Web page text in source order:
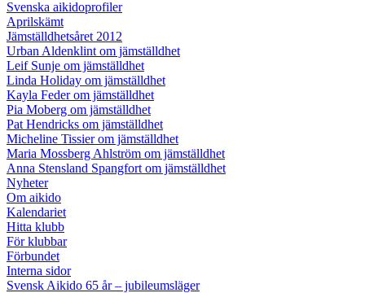
Svenska aikidoprofiler
Aprilskämt
Jämställdhetsåret 2012
Urban Aldenklint om jämställdhet
Leif Sunje om jämställdhet
Linda Holiday om jämställdhet
Kayla Feder om jämställdhet
Pia Moberg om jämställdhet
Pat Hendricks om jämställdhet
Micheline Tissier om jämställdhet
Maria Mossberg Ahlström om jämställdhet
Anna Stensland Spangfort om jämställdhet
Nyheter
Om aikido
Kalendariet
Hitta klubb
För klubbar
Förbundet
Interna sidor
Svensk Aikido 65 år – jubileumsläger